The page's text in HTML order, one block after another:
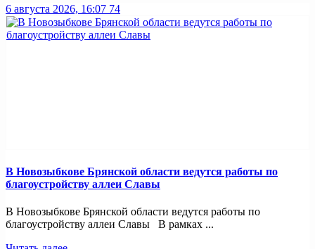
6 августа 2026, 16:07 74
В Новозыбкове Брянской области ведутся работы по
благоустройству аллеи Славы
В Новозыбкове Брянской области ведутся работы по
благоустройству аллеи Славы В рамках ...